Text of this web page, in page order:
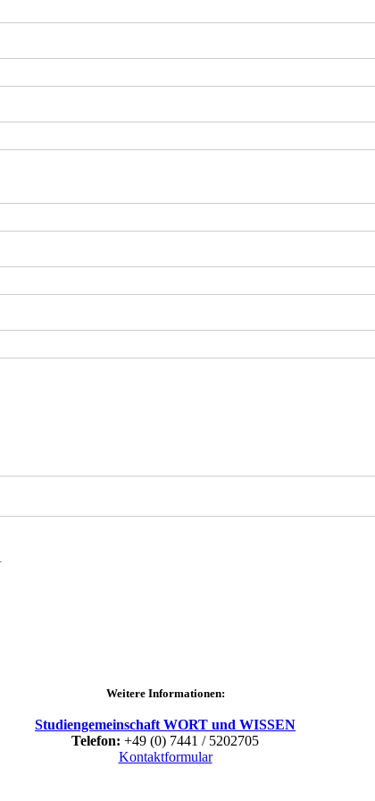
Weitere Informationen:
Studiengemeinschaft WORT und WISSEN
Telefon: +49 (0) 7441 / 5202705
Kontaktformular